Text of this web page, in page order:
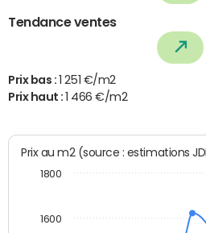
Tendance ventes
Prix bas : 1 251 €/m2
Prix haut :1 466 €/m2
Prix au m2 (source : estimations
1600
1800